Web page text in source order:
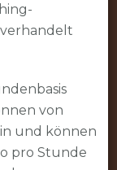
von
und können
pro Stunde